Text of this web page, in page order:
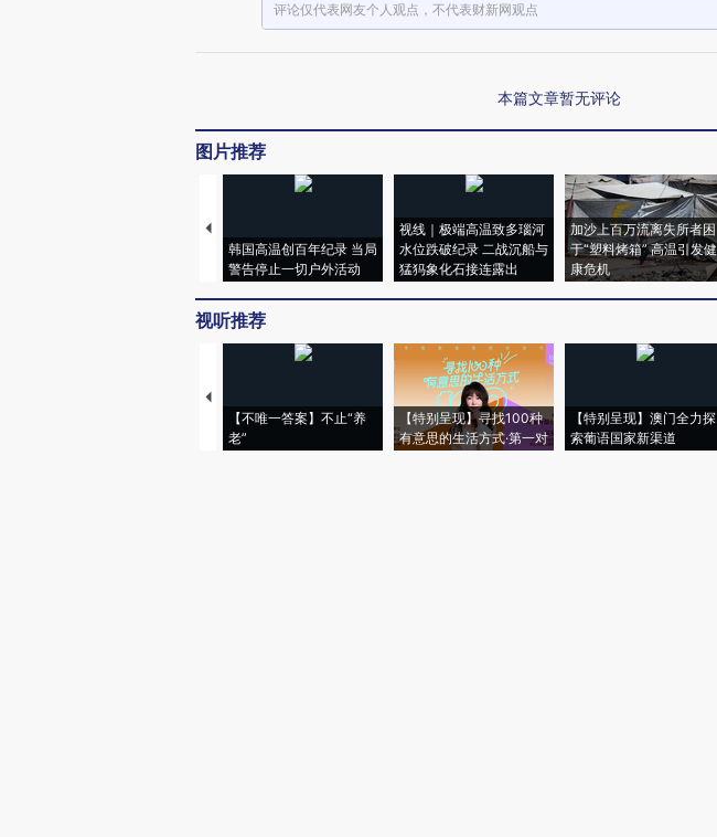
评论仅代表网友个人观点，不代表财新网观点
本篇文章暂无评论
图片推荐
韩国高温创百年纪录 当局
警告停止一切户外活动
视线｜极端高温致多瑙河
水位跌破纪录 二战沉船与
猛犸象化石接连露出
加沙上百万流离失所者困
于“塑料烤箱” 高温引发健
康危机
视听推荐
【不唯一答案】不止“养
老”
【特别呈现】寻找100种
有意思的生活方式·第一对
【特别呈现】澳门全力探
索葡语国家新渠道